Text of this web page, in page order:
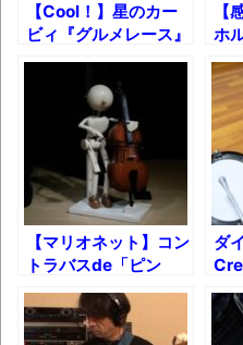
歴ログは10周年
進撃の巨人シー
感想
TBS「マツコの知
集でほとんど紹介さ
ば自分たちで紹介だ
時代の流れ
【衝撃】道志村の
されてきた可能性・
【Cool！】星のカー
ビィ『グルメレース』
ギターcover！
【
ホ
て
【マリオネット】コン
トラバスde「ピン
ク・パンサーのテー
マ」！
ダ
み